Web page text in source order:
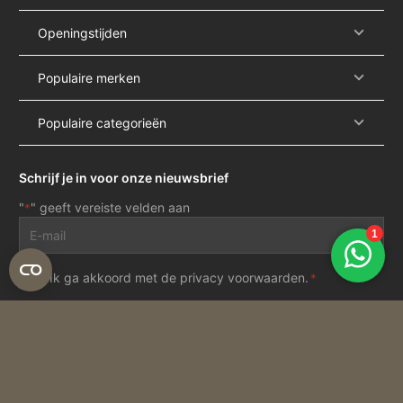
Openingstijden
Populaire merken
Populaire categorieën
Schrijf je in voor onze nieuwsbrief
"*" geeft vereiste velden aan
mailadres
*
Privacy
voorwaarden
Ik ga akkoord met de privacy voorwaarden. *